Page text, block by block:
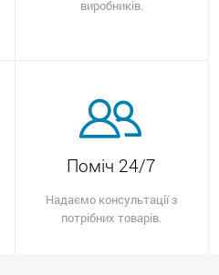
виробників.
Поміч 24/7
Надаємо консультації з
потрібних товарів.